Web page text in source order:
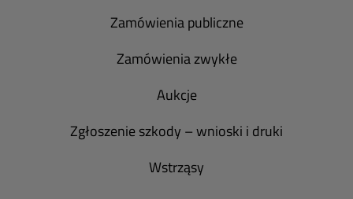
Zamówienia publiczne
Zamówienia zwykłe
Aukcje
Zgłoszenie szkody – wnioski i druki
Wstrząsy